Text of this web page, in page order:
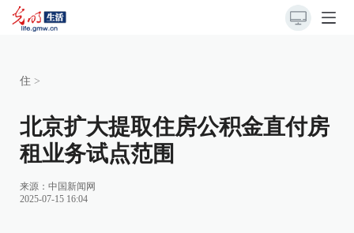
住 >
北京扩大提取住房公积金直付房
租业务试点范围
来源： 中国新闻网
2025-07-15 16:04